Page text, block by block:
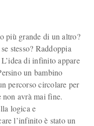
più grande di un altro?
stesso? Raddoppia
di infinito appare
un bambino
percorso circolare per
avrà mai fine.
logica e
l’infinito è stato un